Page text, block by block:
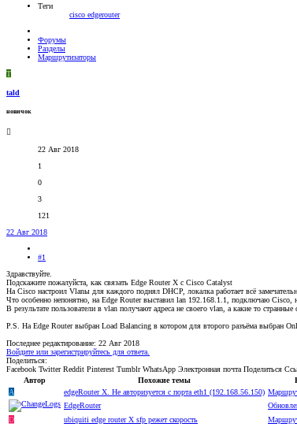
Теги
cisco edgerouter
Форумы
Разделы
Маршрутизаторы
T
tald
новичок
22 Авг 2018
1
0
3
121
22 Авг 2018
#1
Здравствуйте.
Подскажите пожалуйста, как связать Edge Router X с Cisco Catalyst
На Cisco настроил Vlanы для каждого поднял DHCP, локалка работает всё
Что особенно непонятно, на Edge Router выставил lan 192.168.1.1, подключаю
В результате пользователи в vlan получают адреса не своего vlan, а какие то
P.S. На Edge Router выбран Load Balancing в котором для второго разъёма выбран
Последнее редактирование: 22 Авг 2018
Войдите или зарегистрируйтесь для ответа.
Поделиться:
Facebook Twitter Reddit Pinterest Tumblr WhatsApp Электронная почта Поделиться
Автор
Похожие темы
A
edgeRouter X. Не авторизуется с порта eth1 (192.168.56.150)
EdgeRouter
D
ubiquiti edge router X sfp режет скорость